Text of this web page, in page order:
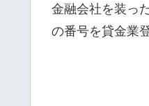
金融会社を装っ
の番号を貸金業